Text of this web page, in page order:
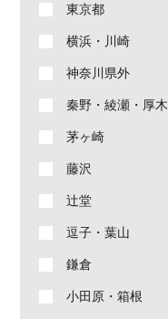
東京都
横浜・川崎
神奈川県外
秦野・綾瀬・厚木
茅ヶ崎
藤沢
辻堂
逗子・葉山
鎌倉
小田原・箱根